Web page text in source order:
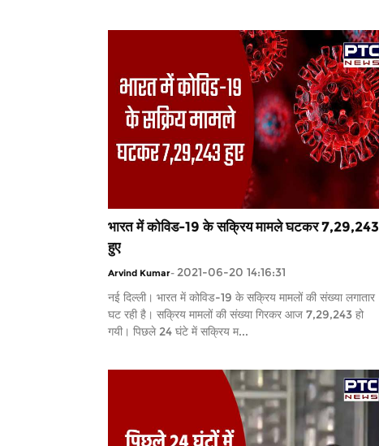
भारत में कोविड-19 के सक्रिय मामले घटकर 7,29,243
हुए
Arvind Kumar- 2021-06-20 14:16:31
नई दिल्ली। भारत में कोविड-19 के सक्रिय मामलों की संख्या लगातार
घट रही है। सक्रिय मामलों की संख्या गिरकर आज 7,29,243 हो
गयी। पिछले 24 घंटे में सक्रिय म...